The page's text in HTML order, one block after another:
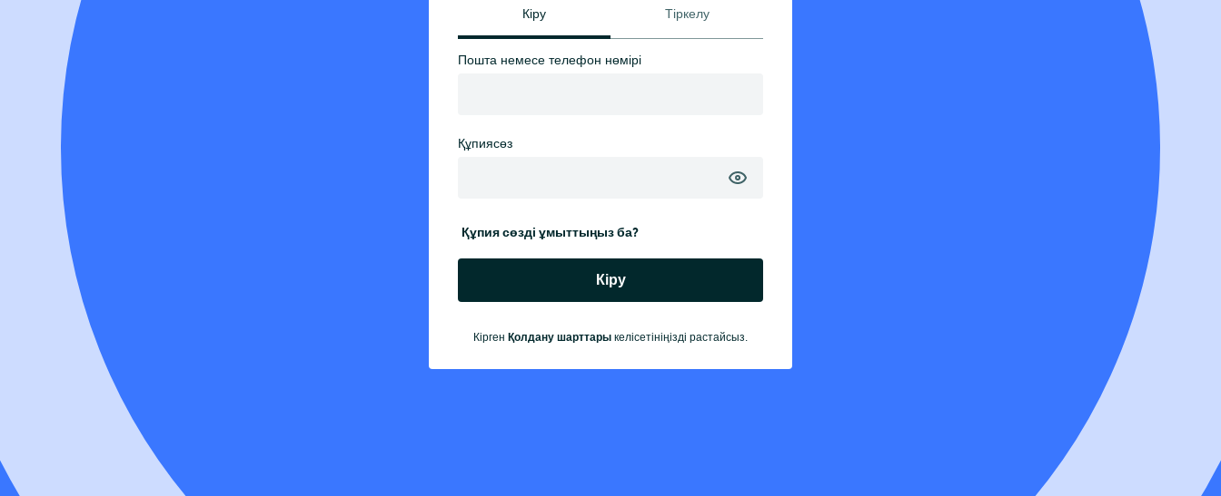
Кіру Тіркелу
Пошта немесе телефон нөмірі
Құпиясөз
Құпия сөзді ұмыттыңыз ба?
Кіру
Кірген Қолдану шарттары келісетініңізді растайсыз.